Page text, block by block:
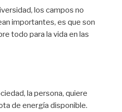
los campos no
importantes, es que son
todo para la vida en las
la persona, quiere
de energía disponible.